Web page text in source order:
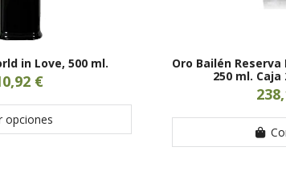
in Love, 500 ml.
€
opciones
Oro Bailén
250 ml.